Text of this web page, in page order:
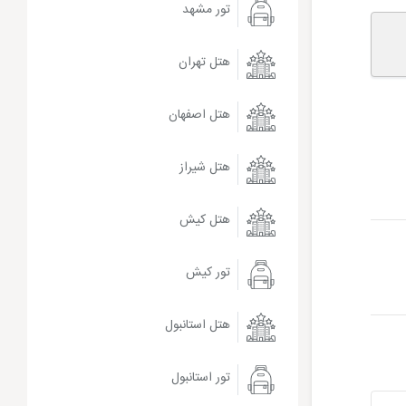
تور مشهد
هتل تهران
هتل اصفهان
هتل شیراز
هتل کیش
تور کیش
هتل استانبول
تور استانبول